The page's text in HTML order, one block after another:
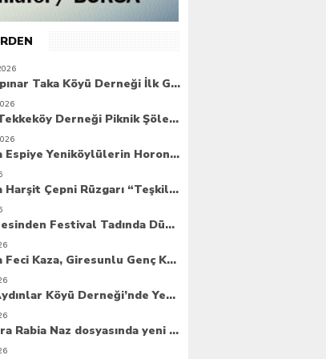
Güce Akpınar Taka Köyü Derneği İlk Genel Kurulunu Gerçekleştirdi
6. Güce Tekkeköy Derneği Piknik Şöleni Yoğun Katılımla Gerçekleşti
Bursa’da Espiye Yeniköylülerin Horonla Başlayan Piknik Şöleni, Geleceğe Atılan Temellerle Taçlandı
Bursa’da Harşit Çepni Rüzgarı “Teşkilat Merkezi Coşkuyla Açıldı”
Beşli Ailesinden Festival Tadında Düğün Cemiyeti
Bursa’da Feci Kaza, Giresunlu Genç Kaza Kurbanı Oldu
Espiye Aydınlar Köyü Derneği’nde Yeni Dönem: Genç Yönetim Göreve Başladı
8 yıl sonra Rabia Naz dosyasında yeni umut